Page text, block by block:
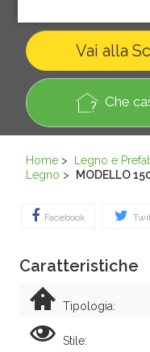
Che
Vai alla
Home > Legno e
Legno > MODELLO
Facebook
Caratteristiche
Tipologia:
Stile: